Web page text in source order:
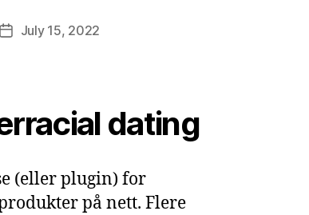
PostJuly 15, 2022
dating
(eller plugin) for
på nett. Flere